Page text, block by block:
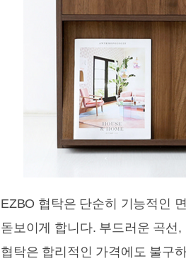
EZBO 협탁은 단순히 기능적인
돋보이게 합니다. 부드러운 곡선
협탁은 합리적인 가격에도 불구